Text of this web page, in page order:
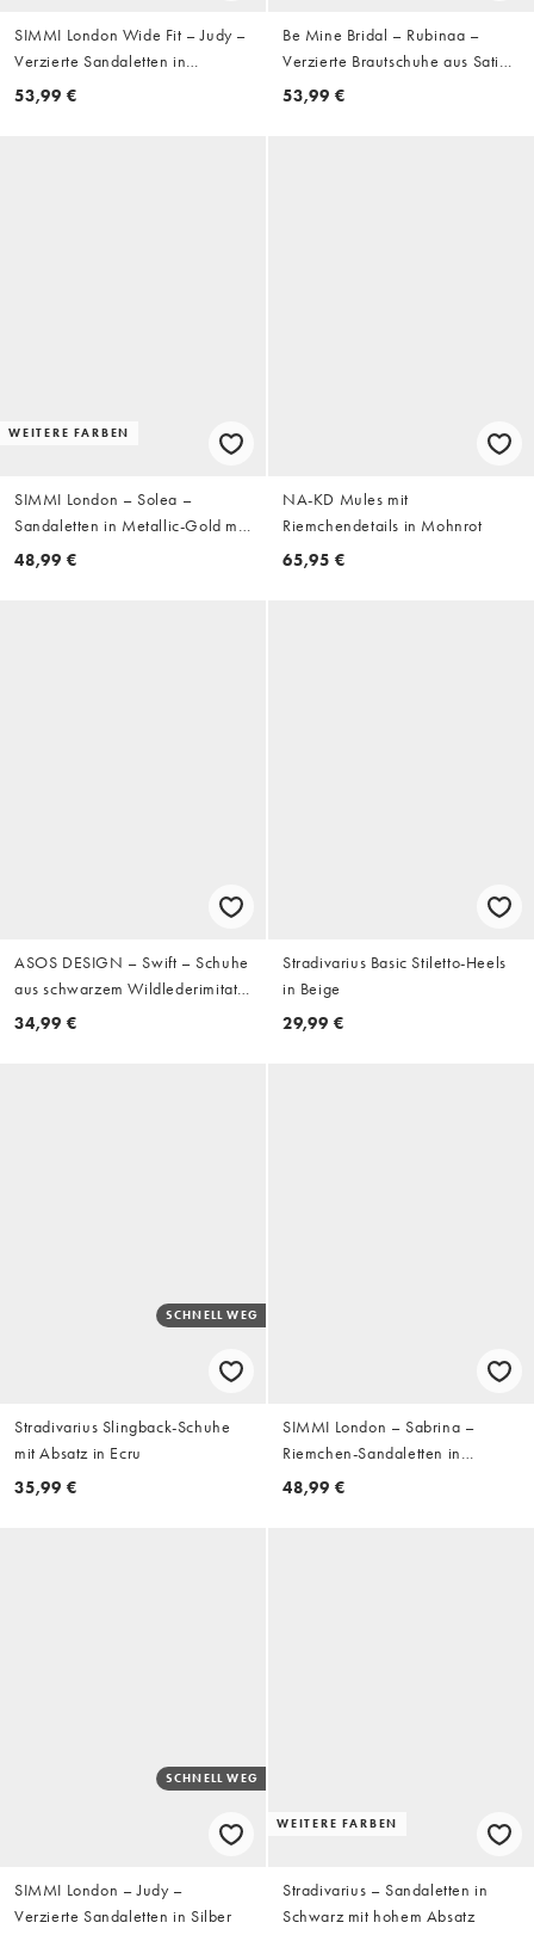
SIMMI London Wide Fit – Judy –
Verzierte Sandaletten in
Goldoptik, weite Passform
53,99 €
Be Mine Bridal – Rubinaa –
Verzierte Brautschuhe aus Satin
in Elfenbeinweiß mit Blockabsatz
53,99 €
WEITERE FARBEN
SIMMI London – Solea –
Sandaletten in Metallic-Gold mit
Zehensteg
48,99 €
NA-KD Mules mit
Riemchendetails in Mohnrot
65,95 €
ASOS DESIGN – Swift – Schuhe
aus schwarzem Wildlederimitat
mit Fersenriemen und
34,99 €
Stradivarius Basic Stiletto-Heels
in Beige
29,99 €
SCHNELL WEG
Stradivarius Slingback-Schuhe
mit Absatz in Ecru
35,99 €
SIMMI London – Sabrina –
Riemchen-Sandaletten in
Metallic-Gold
48,99 €
SCHNELL WEG
SIMMI London – Judy –
Verzierte Sandaletten in Silber
WEITERE FARBEN
Stradivarius – Sandaletten in
Schwarz mit hohem Absatz